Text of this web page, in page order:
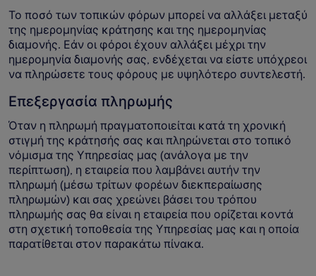
Το ποσό των τοπικών φόρων μπορεί να αλλάξει μεταξύ
της ημερομηνίας κράτησης και της ημερομηνίας
διαμονής. Εάν οι φόροι έχουν αλλάξει μέχρι την
ημερομηνία διαμονής σας, ενδέχεται να είστε υπόχρεοι
να πληρώσετε τους φόρους με υψηλότερο συντελεστή.
Επεξεργασία πληρωμής
Όταν η πληρωμή πραγματοποιείται κατά τη χρονική
στιγμή της κράτησής σας και πληρώνεται στο τοπικό
νόμισμα της Υπηρεσίας μας (ανάλογα με την
περίπτωση), η εταιρεία που λαμβάνει αυτήν την
πληρωμή (μέσω τρίτων φορέων διεκπεραίωσης
πληρωμών) και σας χρεώνει βάσει του τρόπου
πληρωμής σας θα είναι η εταιρεία που ορίζεται κοντά
στη σχετική τοποθεσία της Υπηρεσίας μας και η οποία
παρατίθεται στον παρακάτω πίνακα.